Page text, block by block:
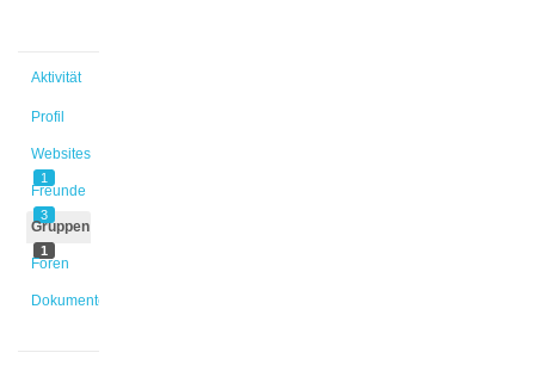
Aktivität
Profil
Websites
1
Freunde
3
Gruppen
1
Foren
Dokumente